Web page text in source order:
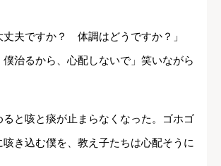
丈夫ですか？ 体調はどうですか？」
僕治るから、心配しないで」笑いながら
ると咳と痰が止まらなくなった。ゴホゴ
き込む僕を、教え子たちは心配そうに